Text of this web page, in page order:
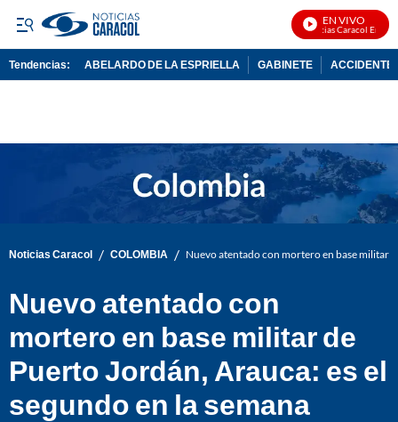
EN VIVO
Noticias Caracol En Vivo
Tendencias: ABELARDO DE LA ESPRIELLA GABINETE ACCIDENTE
Noticias Caracol / COLOMBIA / Nuevo atentado con mortero en base militar
Nuevo atentado con
mortero en base militar de
Puerto Jordán, Arauca: es el
segundo en la semana